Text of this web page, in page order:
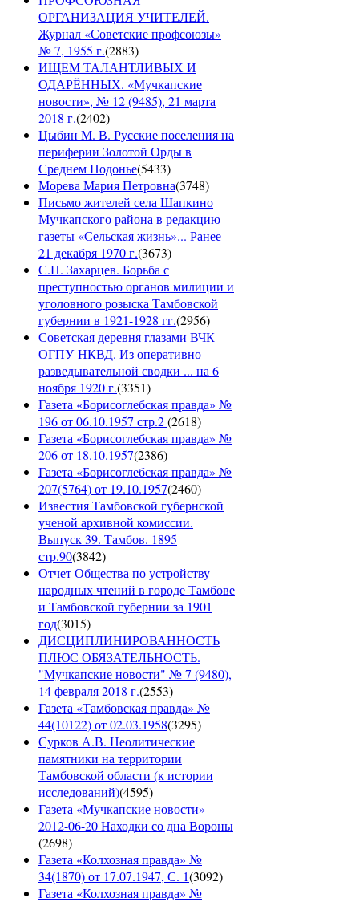
ОРГАНИЗАЦИЯ УЧИТЕЛЕЙ.
Журнал «Советские профсоюзы»
№ 7, 1955 г.(2883)
ИЩЕМ ТАЛАНТЛИВЫХ И
ОДАРЁННЫХ. «Мучкапские
новости», № 12 (9485), 21 марта
2018 г.(2402)
Цыбин М. В. Русские поселения на
периферии Золотой Орды в
Среднем Подонье(5433)
Морева Мария Петровна(3748)
Письмо жителей села Шапкино
Мучкапского района в редакцию
газеты «Сельская жизнь»... Ранее
21 декабря 1970 г.(3673)
С.Н. Захарцев. Борьба с
преступностью органов милиции и
уголовного розыска Тамбовской
губернии в 1921-1928 гг.(2956)
Советская деревня глазами ВЧК-
ОГПУ-НКВД. Из оперативно-
разведывательной сводки ... на 6
ноября 1920 г.(3351)
Газета «Борисоглебская правда» №
196 от 06.10.1957 стр.2(2618)
Газета «Борисоглебская правда» №
206 от 18.10.1957(2386)
Газета «Борисоглебская правда» №
207(5764) от 19.10.1957(2460)
Известия Тамбовской губернской
ученой архивной комиссии.
Выпуск 39. Тамбов. 1895
стр.90(3842)
Отчет Общества по устройству
народных чтений в городе Тамбове
и Тамбовской губернии за 1901
год(3015)
ДИСЦИПЛИНИРОВАННОСТЬ
ПЛЮС ОБЯЗАТЕЛЬНОСТЬ.
"Мучкапские новости" № 7 (9480),
14 февраля 2018 г.(2553)
Газета «Тамбовская правда» №
44(10122) от 02.03.1958(3295)
Сурков А.В. Неолитические
памятники на территории
Тамбовской области (к истории
исследований)(4595)
Газета «Мучкапские новости»
2012-06-20 Находки со дна Вороны
(2698)
Газета «Колхозная правда» №
34(1870) от 17.07.1947, С. 1(3092)
Газета «Колхозная правда» №